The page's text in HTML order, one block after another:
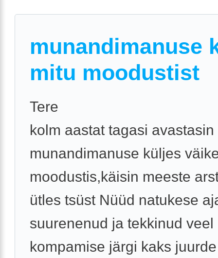
munandimanuse
mitu moodustist
Tere
kolm aastat tagasi
munandimanuse küljes
moodustis,käisin meeste
ütles tsüst Nüüd natukese
suurenenud ja tekkinud veel
kompamise järgi kaks juurde